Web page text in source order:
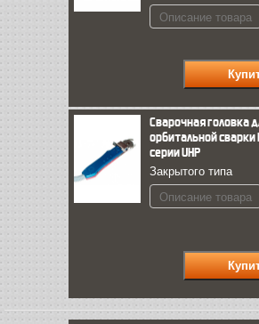
Описание товара
Сварочная головка
орбитальной сварки
серии UHP
Закрытого типа
Описание товара